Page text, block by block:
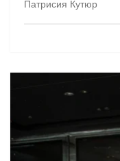
Патрисия Кутюр